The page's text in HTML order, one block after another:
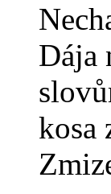
Dája
kosa